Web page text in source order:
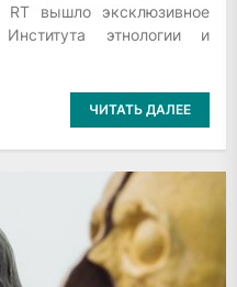
RT вышло эксклюзивное
этнологии и
ЧИТАТЬ ДАЛЕЕ